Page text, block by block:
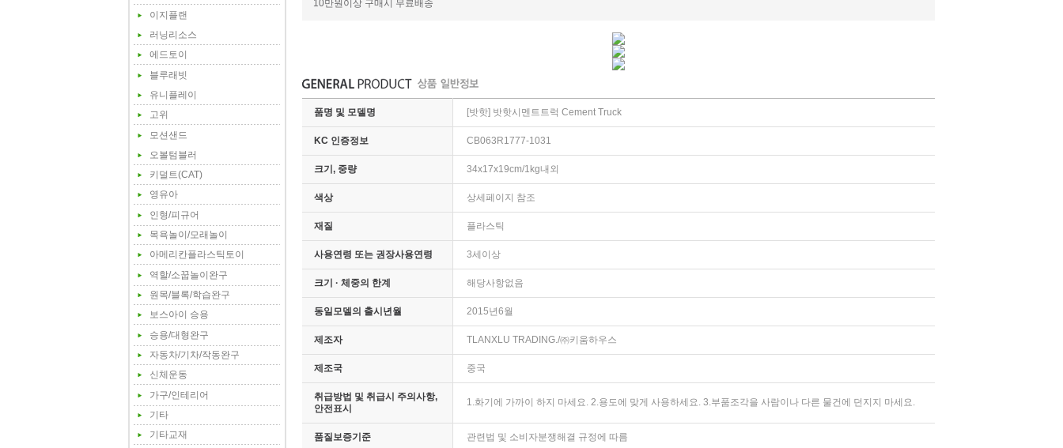
이지플랜
러닝리소스
에드토이
블루래빗
유니플레이
고위
모션샌드
오볼텀블러
키덜트(CAT)
영유아
인형/피규어
목욕놀이/모래놀이
아메리칸플라스틱토이
역할/소꿉놀이완구
원목/블록/학습완구
보스아이 승용
승용/대형완구
자동차/기차/작동완구
신체운동
가구/인테리어
기타
기타교재
10만원이상 구매시 무료배송
품명 및 모델명 [밧핫] 밧핫시멘트트럭 Cement Truck
KC 인증정보 CB063R1777-1031
크기, 중량 34x17x19cm/1kg내외
색상 상세페이지 참조
재질 플라스틱
사용연령 또는 권장사용연령 3세이상
크기 · 체중의 한계 해당사항없음
동일모델의 출시년월 2015년6월
제조자 TLANXLU TRADING./㈜키움하우스
제조국 중국
취급방법 및 취급시 주의사항,
안전표시
1.화기에 가까이 하지 마세요. 2.용도에 맞게 사용하세요. 3.부품조각을 사람이나 다른 물건에 던지지 마세요.
품질보증기준 관련법 및 소비자분쟁해결 규정에 따름